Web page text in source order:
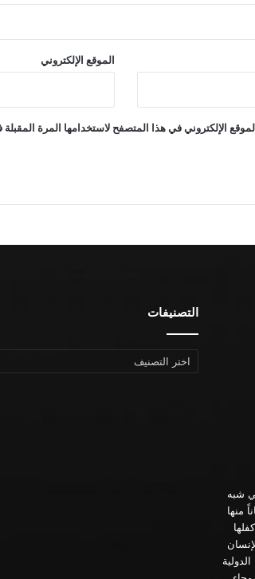
الموقع الإلكتروني
الإلكتروني في هذا المتصفح لاستخدامها المرة
شبه
هـ ـ 1992م إيماناً منها
التصنيفات
التصنيفات